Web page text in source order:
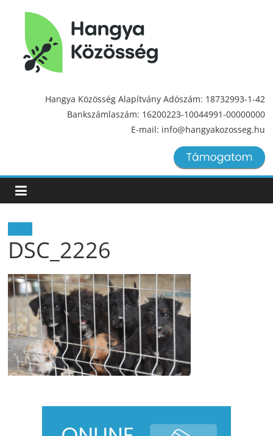
Hangya
Közösség
Hangya Közösség Alapítvány Adószám: 18732993-1-42
Bankszámlaszám: 16200223-10044991-00000000
E-mail: info@hangyakozosseg.hu
DSC_2226